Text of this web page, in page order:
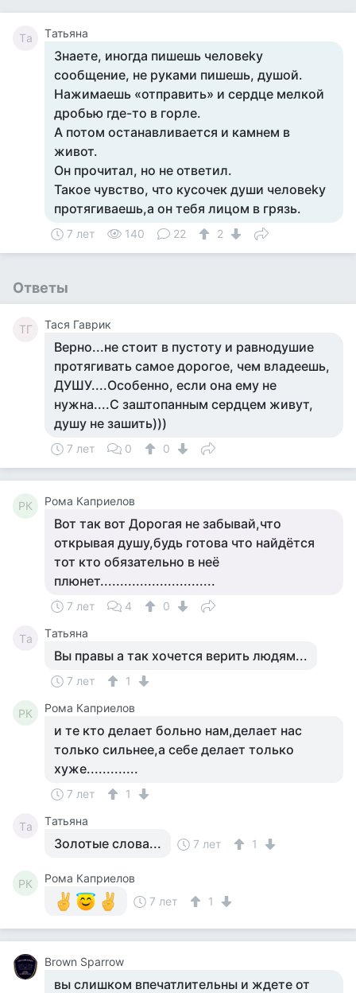
Tа Tатьяна
Знаете, иногда пишешь человеkу
сообщение, не руками пишешь, душой.
Нажимаешь «отправить» и сердце мелкой
дробью где-то в горле.
А потом останавливается и камнем в
живот.
Он прочитал, но не ответил.
Такое чувство, что кусочек души человеkу
протягиваешь,а он тебя лицом в грязь.
7 лет 140 22 2
Ответы
ТГ Тася Гаврик
Верно...не стоит в пустоту и равнодушие
протягивать самое дорогое, чем владеешь,
ДУШУ....Особенно, если она ему не
нужна....С заштопанным сердцем живут,
душу не зашить)))
7 лет 0 0
РК Рома Каприелов
Вот так вот Дорогая не забывай,что
открывая душу,будь готова что найдётся
тот кто обязательно в неё
плюнет.............................
7 лет 4 0
Tа Tатьяна
Вы правы а так хочется верить людям...
7 лет 1
РК Рома Каприелов
и те кто делает больно нам,делает нас
только сильнее,а себе делает только
хуже.............
7 лет 1
Tа Tатьяна
Золотые слова... 7 лет 1
РК
Рома Каприелов
7 лет
1
Brown Sparrow
вы слишком впечатлительны и ждете от